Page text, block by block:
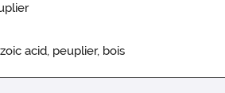
acid, peuplier, bois